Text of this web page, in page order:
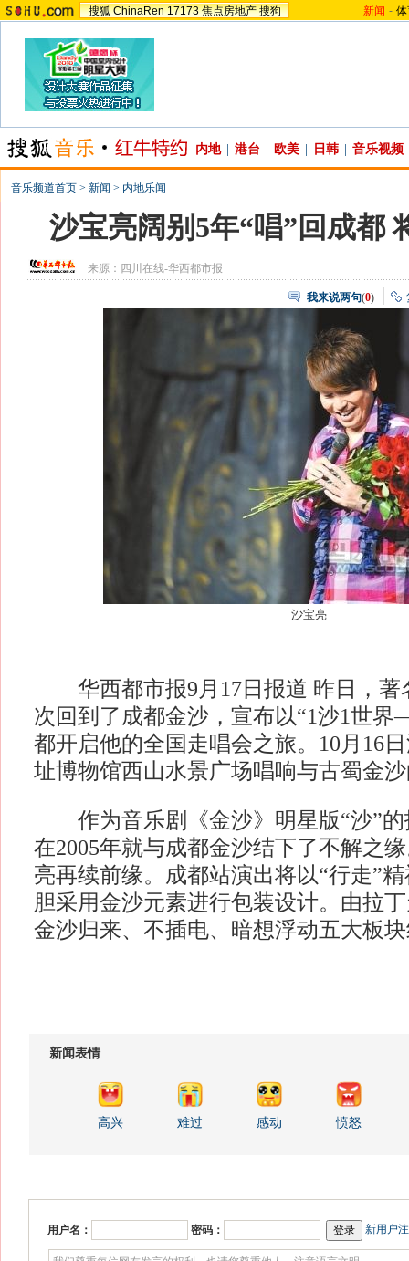
搜狐 ChinaRen 17173 焦点房地产 搜狗 新闻 -
内地 港台 欧美 日韩 音乐视频
音乐频道首页 > 新闻 > 内地乐闻
沙宝亮阔别5年“唱”回成都
来源： 四川在线-华西都市报
我来说两句(0)
沙宝亮
华西都市报9月17日报道 昨日，著
次回到了成都金沙，宣布以“1沙1世
都开启他的全国走唱会之旅。10月16
址博物馆西山水景广场唱响与古蜀金
作为音乐剧《金沙》明星版“沙”的
在2005年就与成都金沙结下了不解之
亮再续前缘。成都站演出将以“行走”
胆采用金沙元素进行包装设计。由拉
金沙归来、不插电、暗想浮动五大板
新闻表情
高兴 难过 感动 愤怒
用户名： 密码： 新用户